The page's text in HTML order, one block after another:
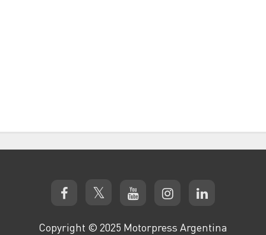
Copyright © 2025 Motorpress Argentina